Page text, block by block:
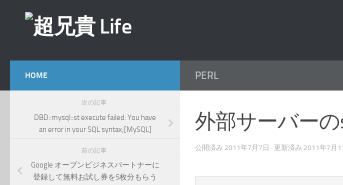
コンテンツへスキップ
PERL
外部サーバー
公開済み 2011年7月7日 · 更新済み 2011年7月
HOME
次の記事
DBD::mysql::st execute failed: You have
an error in your SQL syntax;[MySQL]
前の記事
Google オープンビジネスパートナーに
登録して無料お試し券を5枚分もらう